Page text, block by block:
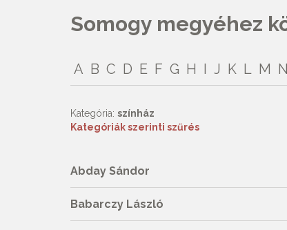
Somogy megyéhez
A B C D E F G H I J K L M N
Kategória: színház
Kategóriák szerinti szűrés
Abday Sándor
Babarczy László